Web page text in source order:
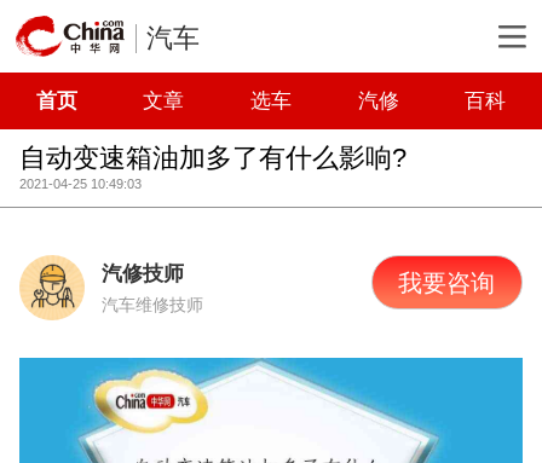
汽车
首页 文章 选车 汽修 百科
自动变速箱油加多了有什么影响?
2021-04-25 10:49:03
汽修技师
汽车维修技师
我要咨询